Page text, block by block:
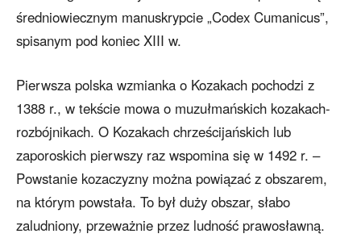
średniowiecznym manuskrypcie „Codex Cumanicus”,
spisanym pod koniec XIII w.
Pierwsza polska wzmianka o Kozakach pochodzi z
1388 r., w tekście mowa o muzułmańskich kozakach-
rozbójnikach. O Kozakach chrześcijańskich lub
zaporoskich pierwszy raz wspomina się w 1492 r. –
Powstanie kozaczyzny można powiązać z obszarem,
na którym powstała. To był duży obszar, słabo
zaludniony, przeważnie przez ludność prawosławną.